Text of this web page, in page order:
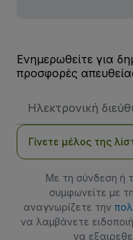
Ενημερωθείτε για
προσφορές
Email
Γίνετε μέλος της
Με τη σύνδεση ή
συμφωνείτε με τη
αναγνωρίζετε την
να λαμβάνετε
να